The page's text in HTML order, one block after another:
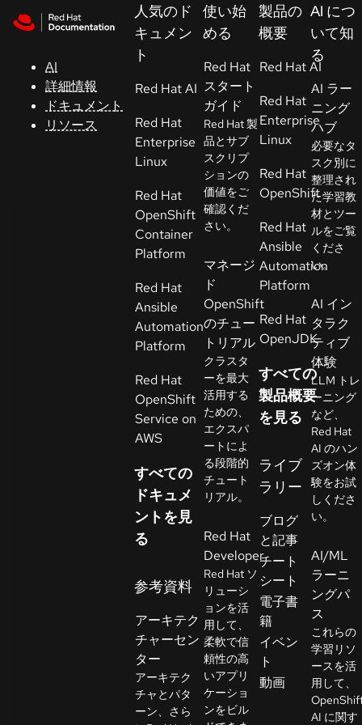
AI
詳細情報
ドキュメント
リソース
ト
コ
ン
ソ
ー
開
者
ト
ラ
イ
ア
ル
の
始
お
問
合
わ
言
語
の
選
択
人気のド
キュメン
ト
Red Hat AI
Red Hat
Enterprise
Linux
Red Hat
OpenShift
Container
Platform
Red Hat
Ansible
Automation
Platform
Red Hat
OpenShift
Service on
AWS
すべての
ドキュメ
ントを見
る
参考資料
アーキテク
チャーセン
ター
アーキテク
チャとパタ
ーン、さら
使い始
める
Red Hat
スタート
ガイド
Red Hat 製
品とサブ
スクリプ
ションの
価値をご
確認くだ
さい。
マネージ
ド
OpenShift
のチュー
トリアル
クラスタ
ーを最大
活用する
ための、
エクスパ
ートによ
る段階的
チュート
リアル。
Red Hat
Developer
Red Hat ソ
リューシ
ョンを活
用して、
柔軟で信
頼性の高
いアプリ
ケーショ
ンをビル
製品の
概要
Red Hat AI
Red Hat
Enterprise
Linux
Red Hat
OpenShift
Red Hat
Ansible
Automation
Platform
Red Hat
OpenJDK
すべての
製品概要
を見る
ライブ
ラリー
ブログ
と記事
チート
シート
電子書
籍
イベン
ト
動画
AI につ
いて知
る
AI ラー
ニング
ハブ
必要なタ
スク別に
整理され
た学習教
材とツー
ルをご覧
くださ
い。
AI イン
タラク
ティブ
体験
LLM トレ
ーニング
など、
Red Hat
AI のハン
ズオン体
験をお試
しくださ
い。
AI/ML
ラーニ
ングパ
ス
これらの
学習リソ
ースを活
用して、
AI に関す